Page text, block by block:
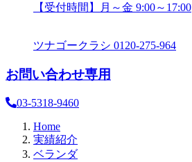
【受付時間】月～金 9:00～17:00
ツナゴークラシ 0120-275-964
お問い合わせ専用
03-5318-9460
Home
実績紹介
ベランダ